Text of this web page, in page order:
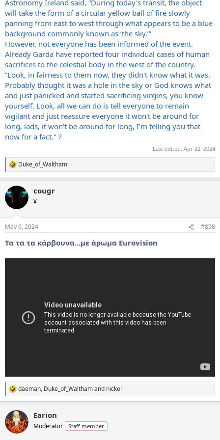
Astronomy Ireland said, “During today's transit, the object
will take the form of a circular yellow ball of fire slowly
panning from east to west through what appears to be a blue
background commonly known as ‘the sky.’”
However, not everyone has been informed of the event.
Already Garda have reported four individual cases of human
sacrifices to the celestial body in the west of the country.
“Look, in fairness to them now, they didn't know what it was.
Probably thought it was a hole in the sky or God knows what
and just panicked and started sacrificing virgins, you know
yourself. Look, all we can do is tell everyone to remain
vigilant and just reassure everyone it won't be around for
long, lads, it won't be around for long, I'm telling you that
now for a fact." ?
Last edited: Apr 22, 2024
R
e
c
t
i
s
Duke_of_Waltham
cougr
¥
May 6, 2024 #898
Τα τα τα κάρβουνα...με άρωμα Eurovision
R
e
c
t
i
daeman, Duke_of_Walthamand nickel
Earion
Moderator Staff member